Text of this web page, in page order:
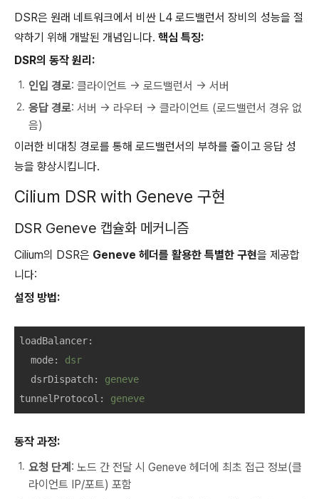
DSR은 원래 네트워크에서 비싼 L4 로드밸런서 장비의 성능을 절
약하기 위해 개발된 개념입니다. 핵심 특징:
DSR의 동작 원리:
인입 경로: 클라이언트 → 로드밸런서 → 서버
응답 경로: 서버 → 라우터 → 클라이언트 (로드밸런서 경유 없
음)
이러한 비대칭 경로를 통해 로드밸런서의 부하를 줄이고 응답 성
능을 향상시킵니다.
Cilium DSR with Geneve 구현
DSR Geneve 캡슐화 메커니즘
Cilium의 DSR은 Geneve 헤더를 활용한 특별한 구현을 제공합
니다:
설정 방법:
loadBalancer:
mode: dsr
dsrDispatch: geneve
tunnelProtocol : geneve
동작 과정:
요청 단계 : 노드 간 전달 시 Geneve 헤더에 최초 접근 정보(클
라이언트 IP/포트) 포함